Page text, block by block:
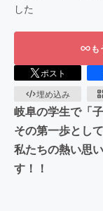
した
も
ポスト
埋め込み
岐阜の学生で「
その第一歩とし
私たちの熱い思
す！！